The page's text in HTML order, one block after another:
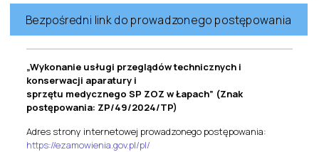
Bezpośredni link do prowadzonego postępowania
„Wykonanie usługi przeglądów technicznych i
konserwacji aparatury i
sprzętu medycznego SP ZOZ w Łapach” (Znak
postępowania: ZP/49/2024/TP)
Adres strony internetowej prowadzonego postępowania:
https://ezamowienia.gov.pl/pl/